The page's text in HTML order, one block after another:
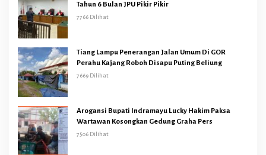
Tahun 6 Bulan JPU Pikir Pikir
7766 Dilihat
Tiang Lampu Penerangan Jalan Umum Di GOR
Perahu Kajang Roboh Disapu Puting Beliung
7669 Dilihat
Arogansi Bupati Indramayu Lucky Hakim Paksa
Wartawan Kosongkan Gedung Graha Pers
7506 Dilihat